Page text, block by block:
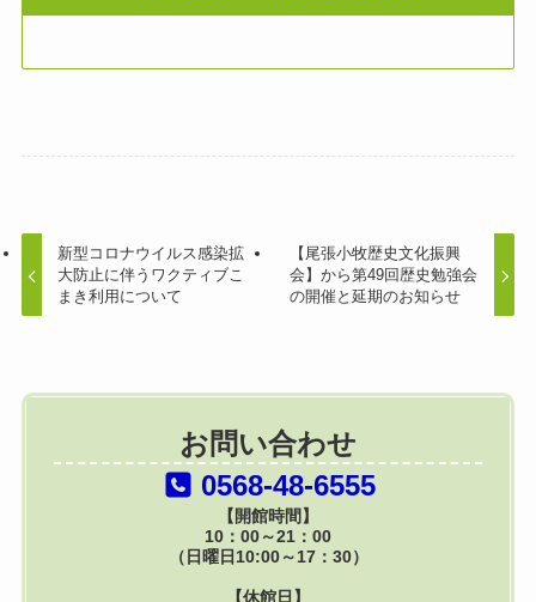
新型コロナウイルス感染拡
大防止に伴うワクティブこ
まき利用について
【尾張小牧歴史文化振興
会】から第49回歴史勉強会
の開催と延期のお知らせ
お問い合わせ
0568-48-6555
【開館時間】
10：00～21：00
（日曜日10:00～17：30）
【休館日】